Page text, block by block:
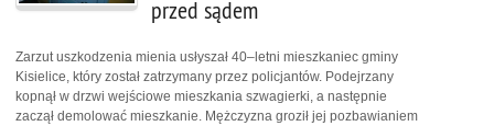
przed sądem
Zarzut uszkodzenia mienia usłyszał 40–letni mieszkaniec gminy
Kisielice, który został zatrzymany przez policjantów. Podejrzany
kopnął w drzwi wejściowe mieszkania szwagierki, a następnie
zaczął demolować mieszkanie. Mężczyzna groził jej pozbawianiem